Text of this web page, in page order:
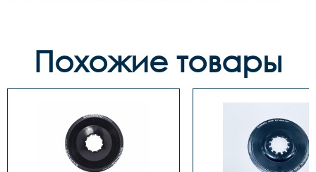
Похожие товары